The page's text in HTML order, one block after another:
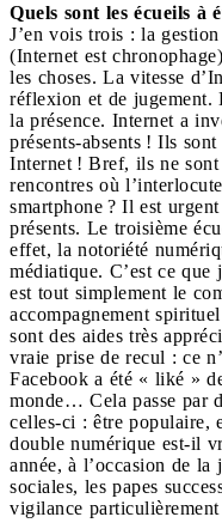
Quels sont les écueils à
J’en vois trois : la
(Internet est
les choses. La vitesse
réflexion et de jugement.
la présence. Internet a
présents-absents ! Ils
Internet ! Bref, ils ne sont
rencontres où
smartphone ? Il est
présents. Le troisième
effet, la notoriété
médiatique. C’est ce
est tout simplement le
accompagnement
sont des aides très
vraie prise de recul : ce
Facebook a été « liké »
monde… Cela passe par
celles-ci : être populaire,
double numérique est-il
année, à l’occasion de la
sociales, les papes
vigilance particulièrement